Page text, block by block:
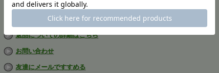
返品についての詳細はこちら
お問い合わせ
友達にメールですすめる